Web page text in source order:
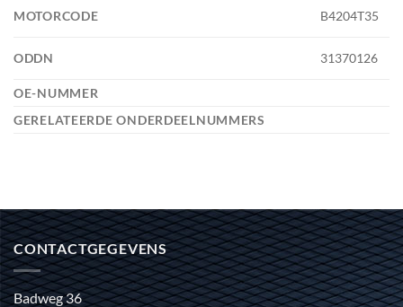
MOTORCODE B4204T35
ODDN 31370126
OE-NUMMER
GERELATEERDE ONDERDEELNUMMERS
CONTACTGEGEVENS
Badweg 36